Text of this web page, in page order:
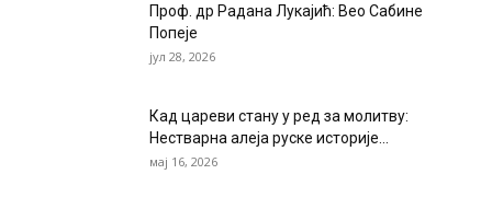
Проф. др Радана Лукајић: Вео Сабине
Попеје
јул 28, 2026
Кад цареви стану у ред за молитву:
Нестварна алеја руске историје...
мај 16, 2026